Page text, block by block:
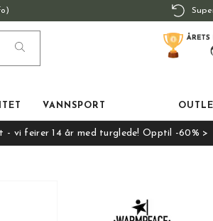
VANNSPORT
- vi feirer 14 år med turglede! Opptil -60% >